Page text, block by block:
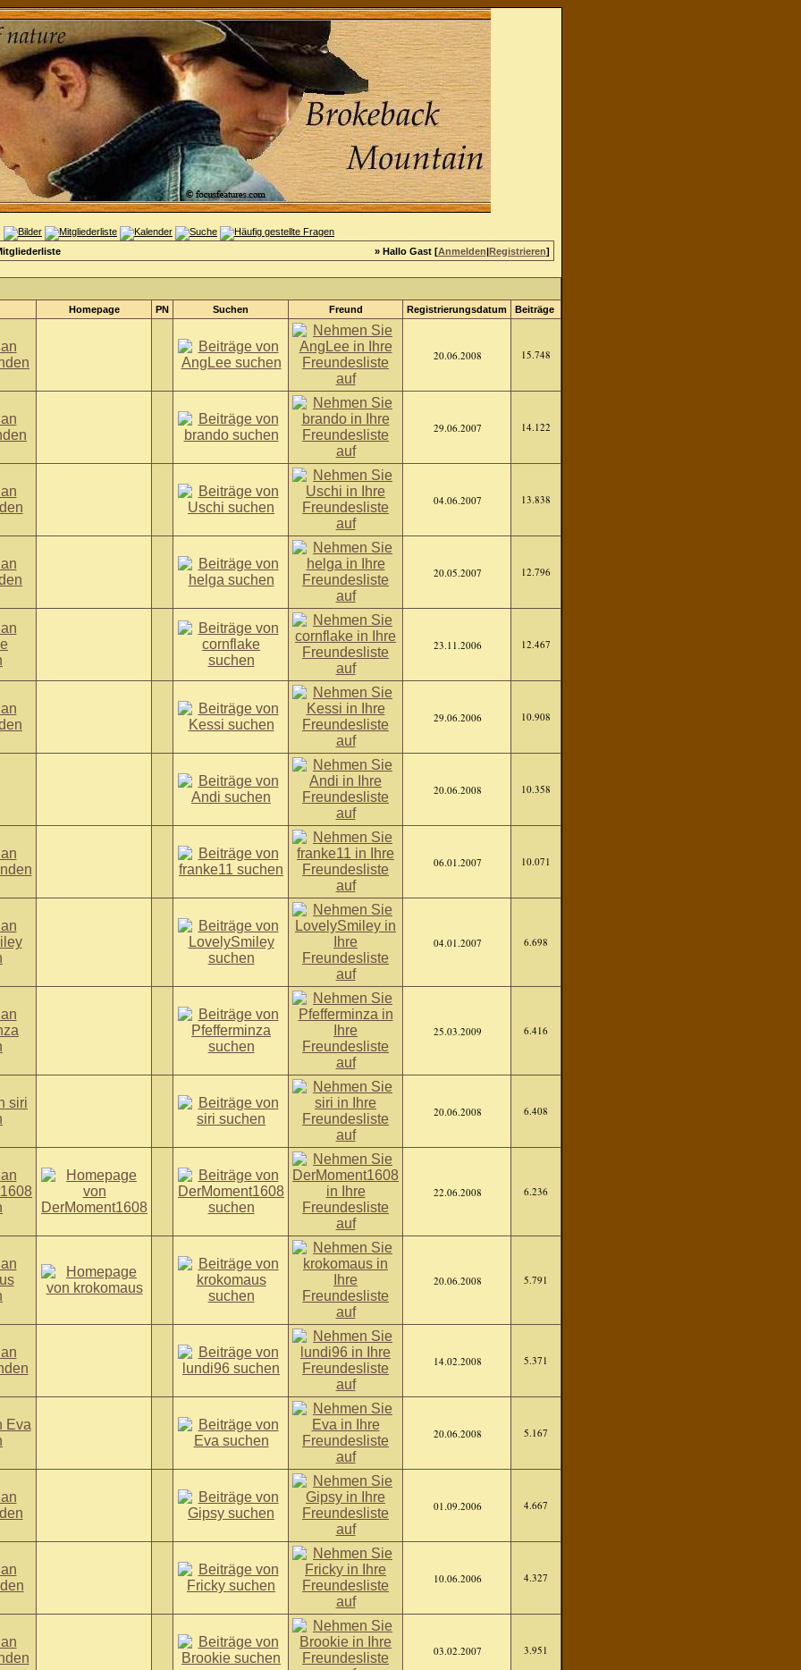
» Hallo Gast [Anmelden|Registrieren]
Homepage PN Suchen Freund Registrierungsdatum Beiträge
20.06.2008 15.748
29.06.2007 14.122
04.06.2007 13.838
20.05.2007 12.796
23.11.2006 12.467
29.06.2006 10.908
20.06.2008 10.358
06.01.2007 10.071
04.01.2007 6.698
25.03.2009 6.416
20.06.2008 6.408
22.06.2008 6.236
20.06.2008 5.791
14.02.2008 5.371
20.06.2008 5.167
01.09.2006 4.667
10.06.2006 4.327
03.02.2007 3.951